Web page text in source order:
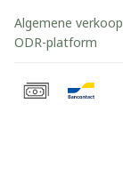
Algemene
ODR-platform